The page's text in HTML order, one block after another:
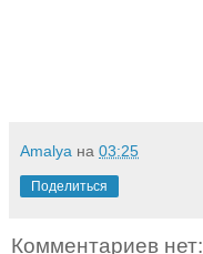
Amalya на 03:25
Поделиться
Комментариев нет: